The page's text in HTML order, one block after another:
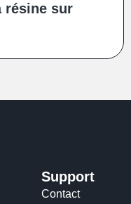
résine sur
Support
Contact